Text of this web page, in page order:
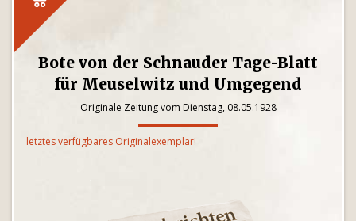
Bote von der Schnauder Tage-Blatt
für Meuselwitz und Umgegend
Originale Zeitung vom Dienstag, 08.05.1928
letztes verfügbares Originalexemplar!